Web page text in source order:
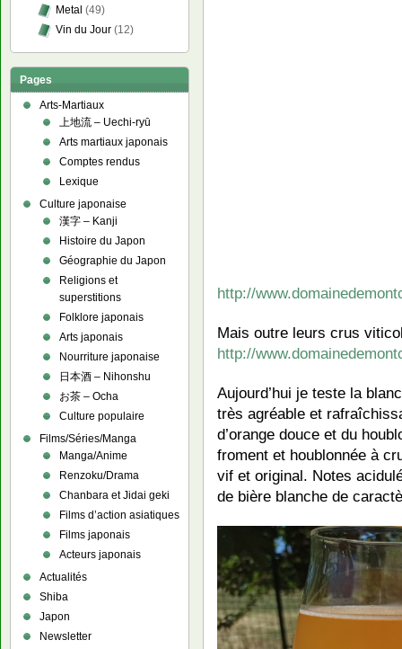
http://
Mais outre leurs crus
http://
Aujourd’hui je teste la
très agréable et
d’orange douce et du
froment et houblonnée à
vif et original. Notes
de bière blanche de
Metal (49)
Vin du Jour (12)
Pages
Arts-Martiaux
上地流 – Uechi-ryū
Arts martiaux japonais
Comptes rendus
Lexique
Culture japonaise
漢字 – Kanji
Histoire du Japon
Géographie du Japon
Religions et
superstitions
Folklore japonais
Arts japonais
Nourriture japonaise
日本酒 – Nihonshu
お茶 – Ocha
Culture populaire
Films/Séries/Manga
Manga/Anime
Renzoku/Drama
Chanbara et Jidai geki
Films d’action asiatiques
Films japonais
Acteurs japonais
Actualités
Shiba
Japon
Newsletter